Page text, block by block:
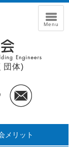
団体)
メリット